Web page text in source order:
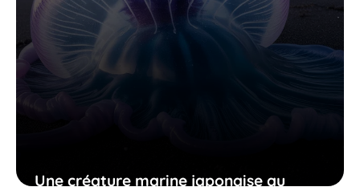
Une créature marine japonaise au